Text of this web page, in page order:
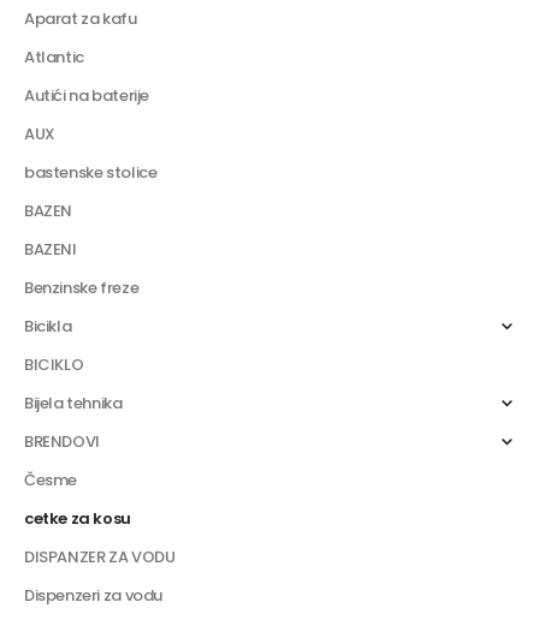
Aparat za kafu
Atlantic
Autići na baterije
AUX
bastenske stolice
BAZEN
BAZENI
Benzinske freze
Bicikla
BICIKLO
Bijela tehnika
BRENDOVI
Česme
cetke za kosu
DISPANZER ZA VODU
Dispenzeri za vodu